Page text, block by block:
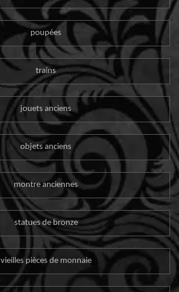
poupées
trains
jouets anciens
objets anciens
montre anciennes
statues de bronze
vieilles pièces de monnaie